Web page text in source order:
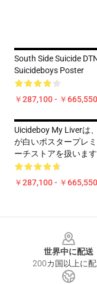
South Side Suicide
Suicideboys Poster
￥287,100 - ￥665,550
Uicideboy My Liverは
が白いポスタープレ
ーチストアを扱います
￥287,100 - ￥665,550
世界中に配送
200カ国以上に